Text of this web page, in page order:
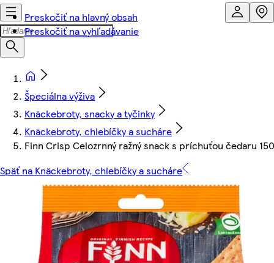
Preskočiť na hlavný obsah
Preskočiť na vyhľadávanie
Špeciálna výživa
Knäckebroty, snacky a tyčinky
Knäckebroty, chlebíčky a sucháre
Finn Crisp Celozrnný ražný snack s príchuťou čedaru
Späť na Knäckebroty, chlebíčky a sucháre